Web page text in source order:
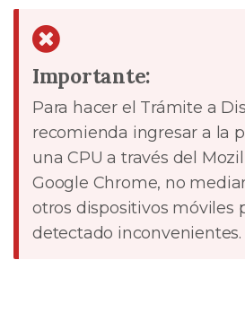
Importante:
Para hacer el Trámite a
recomienda ingresar a la
una CPU a través del
Google Chrome, no
otros dispositivos móviles
detectado inconvenientes.